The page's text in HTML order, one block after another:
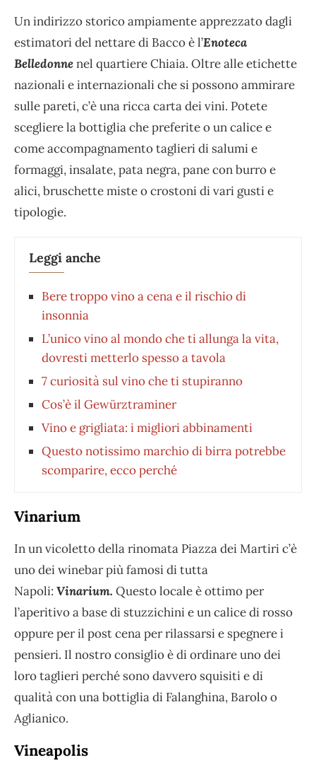
Un indirizzo storico ampiamente apprezzato dagli
estimatori del nettare di Bacco è l’Enoteca
Belledonnenel quartiere Chiaia. Oltre alle etichette
nazionali e internazionali che si possono ammirare
sulle pareti, c’è una ricca carta dei vini. Potete
scegliere la bottiglia che preferite o un calice e
come accompagnamento taglieri di salumi e
formaggi, insalate, pata negra, pane con burro e
alici, bruschette miste o crostoni di vari gusti e
tipologie.
Leggi anche
Bere troppo vino a cena e il rischio di
insonnia
L’unico vino al mondo che ti allunga la vita,
dovresti metterlo spesso a tavola
7 curiosità sul vino che ti stupiranno
Cos’è il Gewürztraminer
Vino e grigliata: i migliori abbinamenti
Questo notissimo marchio di birra potrebbe
scomparire, ecco perché
Vinarium
In un vicoletto della rinomata Piazza dei Martiri c’è
uno dei winebar più famosi di tutta
Napoli: Vinarium. Questo locale è ottimo per
l’aperitivo a base di stuzzichini e un calice di rosso
oppure per il post cena per rilassarsi e spegnere i
pensieri. Il nostro consiglio è di ordinare uno dei
loro taglieri perché sono davvero squisiti e di
qualità con una bottiglia di Falanghina, Barolo o
Aglianico.
Vineapolis